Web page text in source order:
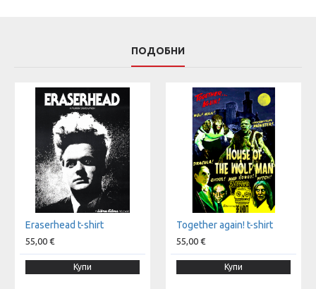
ПОДОБНИ
Eraserhead t-shirt
55,00 €
Купи
Together again! t-shirt
55,00 €
Купи